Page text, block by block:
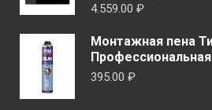
4.559.00 ₽
Монтажная пена
Профессиональная
395.00 ₽